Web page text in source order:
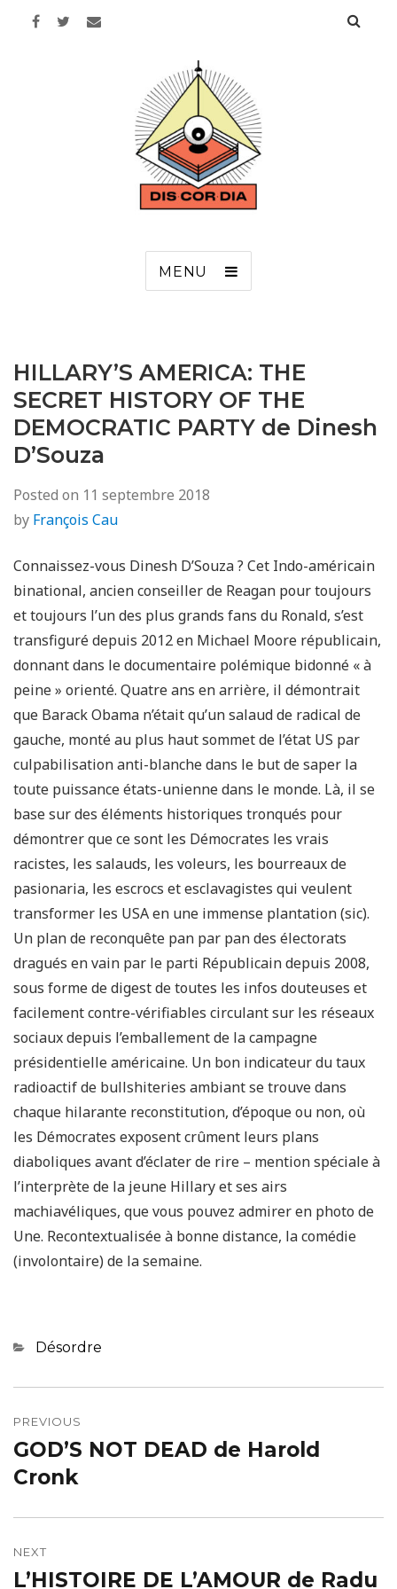
MENU
HILLARY’S AMERICA: THE
SECRET HISTORY OF THE
DEMOCRATIC PARTY de Dinesh
D’Souza
Posted on 11 septembre 2018
by François Cau
Connaissez-vous Dinesh D’Souza ? Cet Indo-américain
binational, ancien conseiller de Reagan pour toujours
et toujours l’un des plus grands fans du Ronald, s’est
transfiguré depuis 2012 en Michael Moore républicain,
donnant dans le documentaire polémique bidonné « à
peine » orienté. Quatre ans en arrière, il démontrait
que Barack Obama n’était qu’un salaud de radical de
gauche, monté au plus haut sommet de l’état US par
culpabilisation anti-blanche dans le but de saper la
toute puissance états-unienne dans le monde. Là, il se
base sur des éléments historiques tronqués pour
démontrer que ce sont les Démocrates les vrais
racistes, les salauds, les voleurs, les bourreaux de
pasionaria, les escrocs et esclavagistes qui veulent
transformer les USA en une immense plantation (sic).
Un plan de reconquête pan par pan des électorats
dragués en vain par le parti Républicain depuis 2008,
sous forme de digest de toutes les infos douteuses et
facilement contre-vérifiables circulant sur les réseaux
sociaux depuis l’emballement de la campagne
présidentielle américaine. Un bon indicateur du taux
radioactif de bullshiteries ambiant se trouve dans
chaque hilarante reconstitution, d’époque ou non, où
les Démocrates exposent crûment leurs plans
diaboliques avant d’éclater de rire – mention spéciale à
l’interprète de la jeune Hillary et ses airs
machiavéliques, que vous pouvez admirer en photo de
Une. Recontextualisée à bonne distance, la comédie
(involontaire) de la semaine.
Categories
Désordre
de
l’article
PREVIOUS
Previous
post:
GOD’S NOT DEAD de Harold
Cronk
NEXT
Next
L’HISTOIRE DE L’AMOUR de Radu